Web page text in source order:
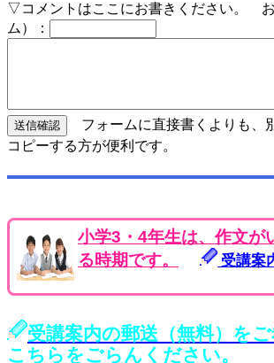
▽コメントはここにお書きください。
ム）：
フォームに直接書くよりも、
コピーする方が便利です。
小学3・4年生は、作文が
る時期です。
受講案
受講案内の郵送（無料）をご
こちらをごらんください。